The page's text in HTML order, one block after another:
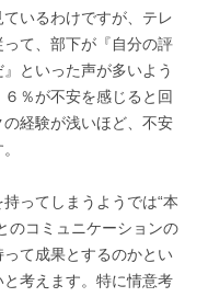
いるわけですが、テレ
て、部下が『自分の評
といった声が多いよう
％が不安を感じると回
経験が浅いほど、不安
ってしまうようでは“本
のコミュニケーションの
て成果とするのかとい
考えます。特に情意考